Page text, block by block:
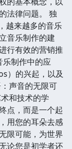
法律问题。 独
越来越多的音乐
音乐制作的建
行有效的营销推
乐制作中的应
）的兴起，以及
声音的无限可
和技术的学
点，而是一个起
用您的耳朵去感
限可能，为世界
论您是初学者还